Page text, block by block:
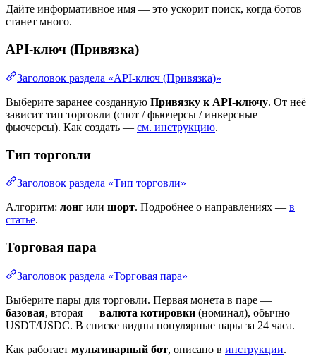
Дайте информативное имя — это ускорит поиск, когда ботов
станет много.
API-ключ (Привязка)
Заголовок раздела «API-ключ (Привязка)»
Выберите заранее созданную Привязку к API-ключу. От неё
зависит тип торговли (спот / фьючерсы / инверсные
фьючерсы). Как создать — см. инструкцию.
Тип торговли
Заголовок раздела «Тип торговли»
Алгоритм: лонг или шорт. Подробнее о направлениях — в
статье.
Торговая пара
Заголовок раздела «Торговая пара»
Выберите пары для торговли. Первая монета в паре —
базовая, вторая — валюта котировки (номинал), обычно
USDT/USDC. В списке видны популярные пары за 24 часа.
Как работает мультипарный бот, описано в инструкции.